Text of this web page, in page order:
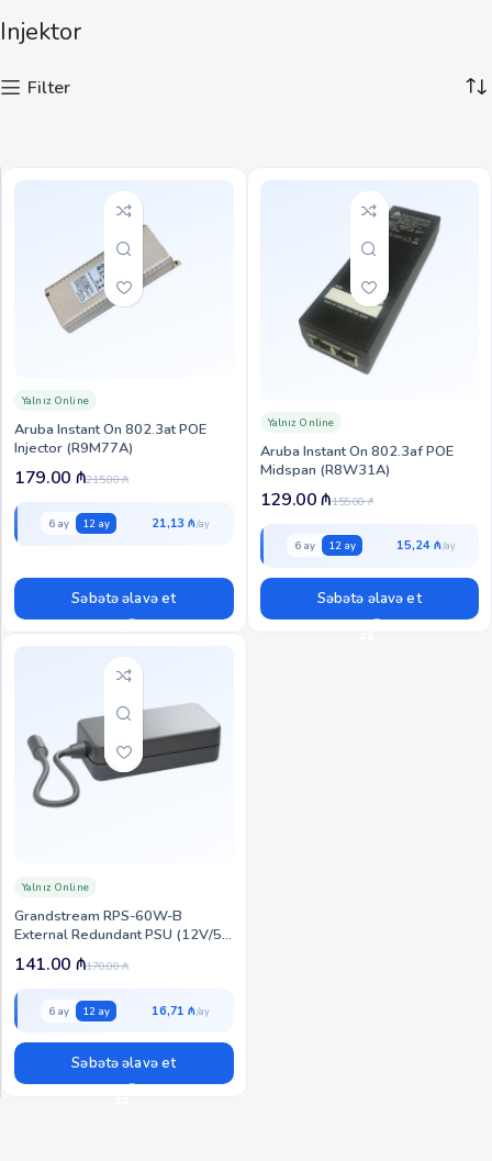
Injektor
Filter
Aruba Instant On 802.3at POE
Injector (R9M77A)
Yalnız Online
215.00₼
179.00 ₼
6 ay 12 ay 21,13 ₼
Səbətə əlavə et
Aruba Instant On 802.3af POE
Midspan (R8W31A)
Yalnız Online
155.00₼
129.00₼
6 ay 12 ay 15,24 ₼
Səbətə əlavə et
Grandstream RPS-60W-B
External Redundant PSU (12V/5A
RPS-60W-B PSU)
Yalnız Online
170.00₼
141.00 ₼
6 ay 12 ay 16,71 ₼
Səbətə əlavə et